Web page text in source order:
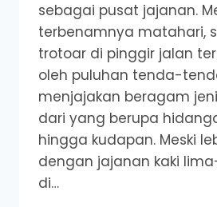
sebagai pusat jajanan.
terbenamnya matahari,
trotoar di pinggir jalan
oleh puluhan tenda-
menjajakan beragam
dari yang berupa
hingga kudapan. Meski
dengan jajanan kaki
di…